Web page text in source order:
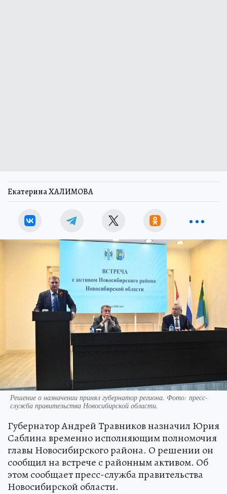
Екатерина ХАЛИМОВА
Решение о назначении принял губернатор региона. Фото: пресс-
служба правительства Новосибирской области.
Губернатор Андрей Травников назначил Юрия
Саблина временно исполняющим полномочия
главы Новосибирского района. О решении он
сообщил на встрече с районным активом. Об
этом сообщает пресс-служба правительства
Новосибирской области.